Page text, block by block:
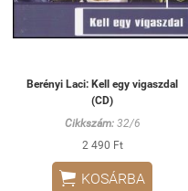
Berényi Laci: Kell egy vigaszdal
(CD)
Cikkszám:32/6
2 490 Ft
 KOSÁRBA